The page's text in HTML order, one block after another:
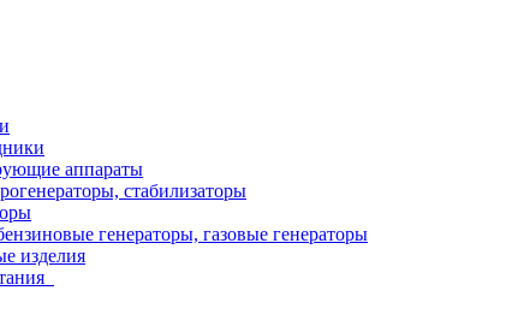
аппараты
стабилизаторы
генераторы, газовые генераторы
изделия